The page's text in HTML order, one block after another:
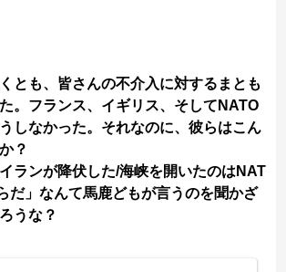
とも、皆さんの不介入に対するまとも
。フランス、イギリス、そしてNATO
しなかった。それなのに、彼らはこん
？
ランが降伏した/海峡を開いたのはNAT
だ」なんて馬鹿どもが言うのを聞かざ
うな？